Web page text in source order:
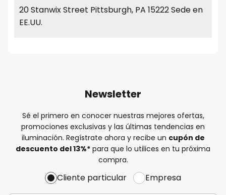
20 Stanwix Street Pittsburgh, PA 15222 Sede en
EE.UU.
Newsletter
Sé el primero en conocer nuestras mejores ofertas,
promociones exclusivas y las últimas tendencias en
iluminación. Regístrate ahora y recibe un cupón de
descuento del13%* para que lo utilices en tu próxima
compra.
Cliente particular Empresa